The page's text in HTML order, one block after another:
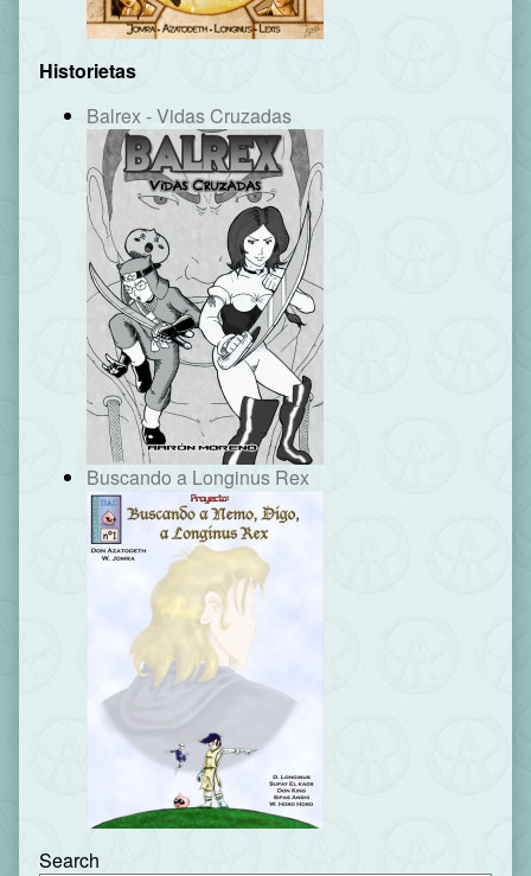
Historietas
Balrex - Vidas Cruzadas
Buscando a Longinus Rex
Search